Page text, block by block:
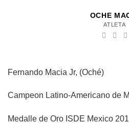
OCHE
ATLETA
Fernando Macia Jr, (Oché)
Campeon Latino-Americano de
Medalle de Oro ISDE Mexico